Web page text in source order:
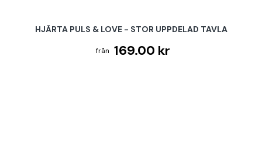
HJÄRTA PULS & LOVE - STOR UPPDELAD TAVLA
169.00 kr